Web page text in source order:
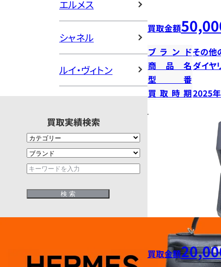
エルメス
シャネル
ルイ・ヴィトン
買取実績検索
買取金額
ブランドその他
商品名ダイヤ
型番
買取時期2025
買取金額